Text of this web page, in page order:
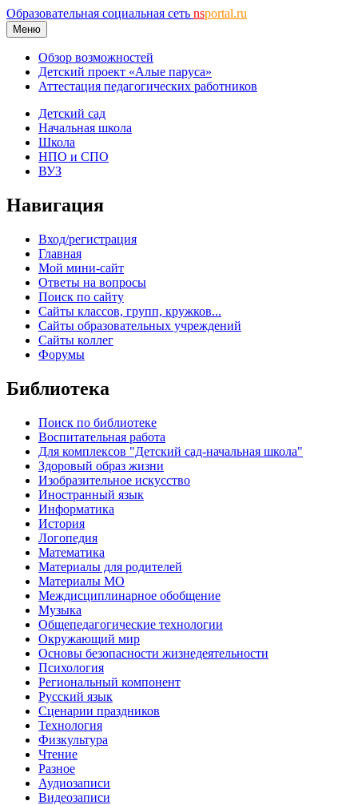
Образовательная социальная сеть nsportal.ru
Меню
Обзор возможностей
Детский проект «Алые паруса»
Аттестация педагогических работников
Детский сад
Начальная школа
Школа
НПО и СПО
ВУЗ
Навигация
Вход/регистрация
Главная
Мой мини-сайт
Ответы на вопросы
Поиск по сайту
Сайты классов, групп, кружков...
Сайты образовательных учреждений
Сайты коллег
Форумы
Библиотека
Поиск по библиотеке
Воспитательная работа
Для комплексов "Детский сад-начальная школа"
Здоровый образ жизни
Изобразительное искусство
Иностранный язык
Информатика
История
Логопедия
Математика
Материалы для родителей
Материалы МО
Междисциплинарное обобщение
Музыка
Общепедагогические технологии
Окружающий мир
Основы безопасности жизнедеятельности
Психология
Региональный компонент
Русский язык
Сценарии праздников
Технология
Физкультура
Чтение
Разное
Аудиозаписи
Видеозаписи